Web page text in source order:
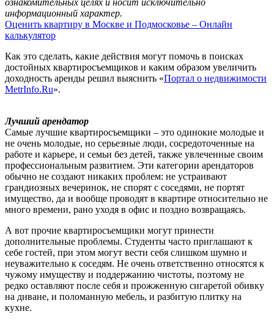
информационный характер.
Оценить квартиру в Москве и Подмосковье – Онлайн
калькулятор
Как это сделать, какие действия могут помочь в поисках
достойных квартиросъемщиков и каким образом увеличить
доходность аренды решил выяснить «Портал о недвижимости
MetrInfo.Ru».
Лучший арендатор
Самые лучшие квартиросъемщики – это одинокие молодые и
не очень молодые, но серьезные люди, сосредоточенные на
работе и карьере, и семьи без детей, также увлеченные своим
профессиональным развитием. Эти категории арендаторов
обычно не создают никаких проблем: не устраивают
грандиозных вечеринок, не спорят с соседями, не портят
имущество, да и вообще проводят в квартире относительно не
много времени, рано уходя в офис и поздно возвращаясь.
А вот прочие квартиросъемщики могут принести
дополнительные проблемы. Cтуденты часто приглашают к
себе гостей, при этом могут вести себя слишком шумно и
неуважительно к соседям. Не очень ответственно относятся к
чужому имуществу и поддержанию чистоты, поэтому не
редко оставляют после себя и прожженную сигаретой обивку
на диване, и поломанную мебель, и разбитую плитку на
кухне.